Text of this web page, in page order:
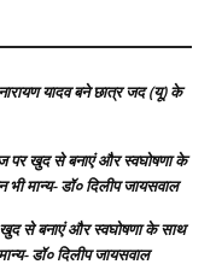
यादव बने छात्र जद (यू) के
पर खुद से बनाएं और स्वघोषणा के
मान्य- डॉ० दिलीप जायसवाल
खुद से बनाएं और स्वघोषणा के साथ
डॉ० दिलीप जायसवाल